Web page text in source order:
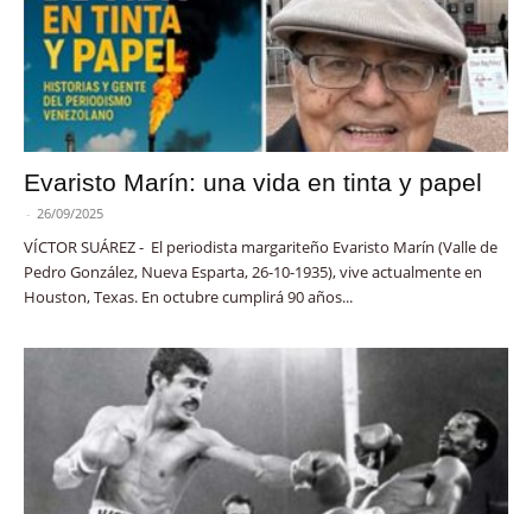
Evaristo Marín: una vida en tinta y papel
- 26/09/2025
VÍCTOR SUÁREZ - El periodista margariteño Evaristo Marín (Valle de
Pedro González, Nueva Esparta, 26-10-1935), vive actualmente en
Houston, Texas. En octubre cumplirá 90 años...